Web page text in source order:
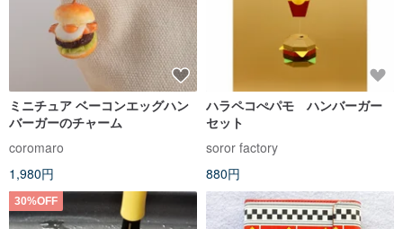
ミニチュア ベーコンエッグハン
バーガーのチャーム
coromaro
1,980円
ハラペコぺパモ ハンバーガー
セット
soror factory
880円
30%OFF